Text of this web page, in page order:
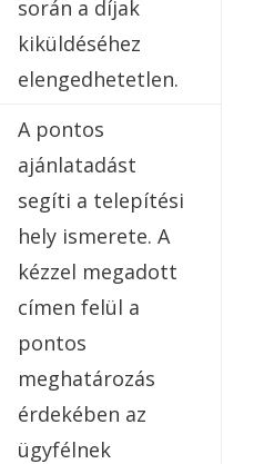
során a díjak
kiküldéséhez
elengedhetetlen.
A pontos
ajánlatadást
segíti a telepítési
hely ismerete. A
kézzel megadott
címen felül a
pontos
meghatározás
érdekében az
ügyfélnek